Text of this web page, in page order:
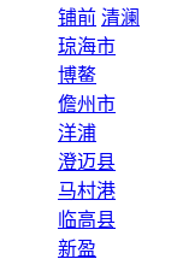
铺前 清澜
琼海市
博鳌
儋州市
洋浦
澄迈县
马村港
临高县
新盈